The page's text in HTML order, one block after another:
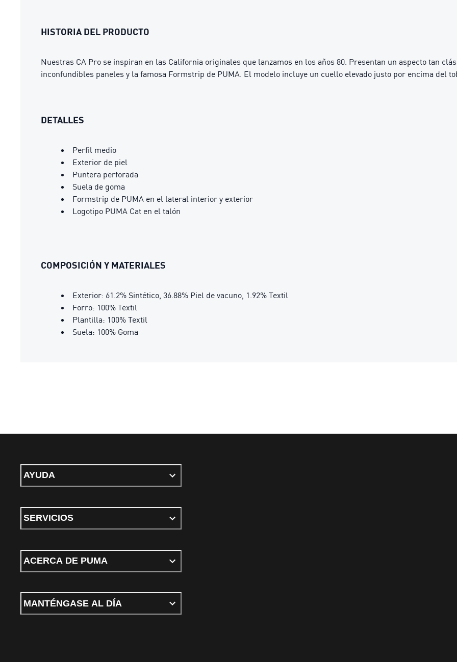
HISTORIA DEL PRODUCTO
Nuestras CA Pro se inspiran en las California originales que lanzamos en los años 80. Presentan un aspecto tan
inconfundibles paneles y la famosa Formstrip de PUMA. El modelo incluye un cuello elevado justo por encima del
DETALLES
Perfil medio
Exterior de piel
Puntera perforada
Suela de goma
Formstrip de PUMA en el lateral interior y exterior
Logotipo PUMA Cat en el talón
COMPOSICIÓN Y MATERIALES
Exterior: 61.2% Sintético, 36.88% Piel de vacuno, 1.92% Textil
Forro: 100% Textil
Plantilla: 100% Textil
Suela: 100% Goma
AYUDA
SERVICIOS
ACERCA DE PUMA
MANTÉNGASE AL DÍA